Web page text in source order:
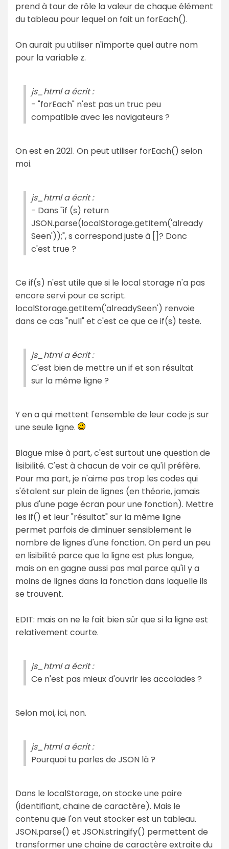
prend à tour de rôle la valeur de chaque élément
du tableau pour lequel on fait un forEach().
On aurait pu utiliser n'importe quel autre nom
pour la variable z.
js_html a écrit :
- "forEach" n'est pas un truc peu
compatible avec les navigateurs ?
On est en 2021. On peut utiliser forEach() selon
moi.
js_html a écrit :
- Dans "if (s) return
JSON.parse(localStorage.getItem('already
Seen'));", s correspond juste à []? Donc
c'est true ?
Ce if(s) n'est utile que si le local storage n'a pas
encore servi pour ce script.
localStorage.getItem('alreadySeen') renvoie
dans ce cas "null" et c'est ce que ce if(s) teste.
js_html a écrit :
C'est bien de mettre un if et son résultat
sur la même ligne ?
Y en a qui mettent l'ensemble de leur code js sur
une seule ligne.
Blague mise à part, c'est surtout une question de
lisibilité. C'est à chacun de voir ce qu'il préfère.
Pour ma part, je n'aime pas trop les codes qui
s'étalent sur plein de lignes (en théorie, jamais
plus d'une page écran pour une fonction). Mettre
les if() et leur "résultat" sur la même ligne
permet parfois de diminuer sensiblement le
nombre de lignes d'une fonction. On perd un peu
en lisibilité parce que la ligne est plus longue,
mais on en gagne aussi pas mal parce qu'il y a
moins de lignes dans la fonction dans laquelle ils
se trouvent.
EDIT: mais on ne le fait bien sûr que si la ligne est
relativement courte.
js_html a écrit :
Ce n'est pas mieux d'ouvrir les accolades ?
Selon moi, ici, non.
js_html a écrit :
Pourquoi tu parles de JSON là ?
Dans le localStorage, on stocke une paire
(identifiant, chaine de caractère). Mais le
contenu que l'on veut stocker est un tableau.
JSON.parse() et JSON.stringify() permettent de
transformer une chaine de caractère extraite du